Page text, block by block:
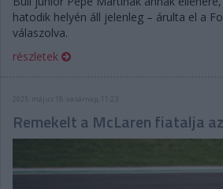
hatodik helyén áll jelenleg – árulta el a
válaszolva.
részletek
2025. május 18. vasárnap, 11:23
Remekelt a McLaren fiatalja